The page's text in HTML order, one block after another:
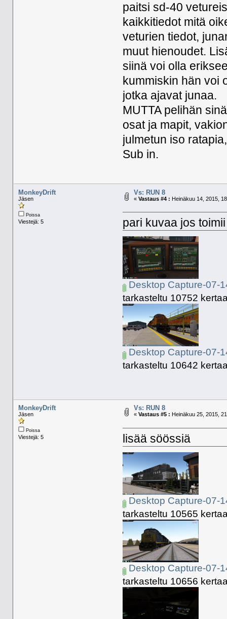
paitsi sd-40
kaikkitiedot mitä
veturien tiedot,
muut hienoudet.
siinä voi olla
kummiskin hän voi
jotka ajavat junaa.
MUTTA pelihän
osat ja mapit,
julmetun iso
Sub in.
MonkeyDrift
Jäsen
Poissa
Viestejä: 5
Vs: RUN 8
« Vastaus #4 : Heinäkuu 14, 2015,
pari kuvaa jos toimii
Desktop Capture-07-
tarkasteltu 10752
Desktop Capture-07-
tarkasteltu 10642
MonkeyDrift
Jäsen
Poissa
Viestejä: 5
Vs: RUN 8
« Vastaus #5 : Heinäkuu 25, 2015,
lisää söössiä
Desktop Capture-07-
tarkasteltu 10565
Desktop Capture-07-
tarkasteltu 10656